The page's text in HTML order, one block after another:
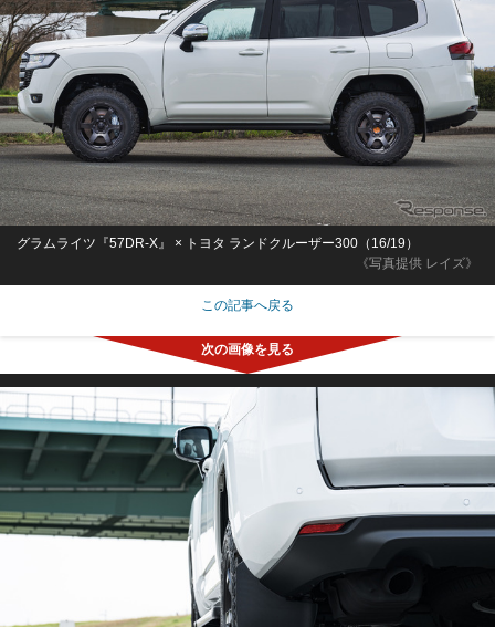
《写真提供 レイズ》
グラムライツ『57DR-X』 × トヨタ ランドクルーザー300（16/19）
この記事へ戻る